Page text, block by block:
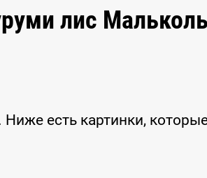
лис
есть картинки,